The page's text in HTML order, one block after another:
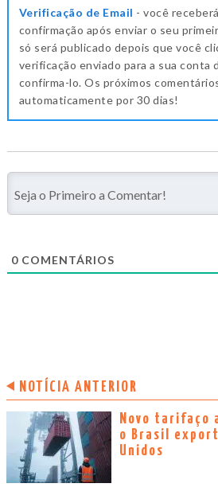
Verificação de Email - você
confirmação após enviar o seu
só será publicado depois que você
verificação enviado para a sua conta
confirma-lo. Os próximos
automaticamente por 30 dias!
0 COMENTÁRIOS
NOTÍCIA ANTERIOR
Novo tarifaço
o Brasil
Unidos